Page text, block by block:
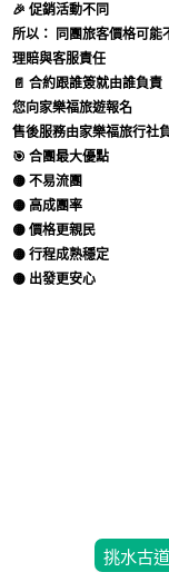
🎉 促銷活動不同
所以：
同團旅客價格可能
理賠與客服責任
📄 合約跟誰簽就由誰負責
您向家樂福旅遊報名
售後服務由家樂福旅行社
🎯 合團最大優點
🟡 不易流團
🟡 高成團率
🟡 價格更親民
🟡 行程成熟穩定
🟡 出發更安心
挑水古